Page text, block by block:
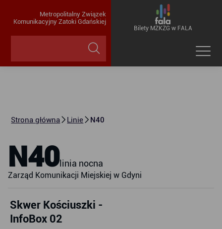
Metropolitalny Związek
Komunikacyjny Zatoki Gdańskiej
Bilety MZKZG w FALA
Strona główna Linie N40
N40linia nocna
Zarząd Komunikacji Miejskiej w Gdyni
Skwer Kościuszki -
InfoBox 02